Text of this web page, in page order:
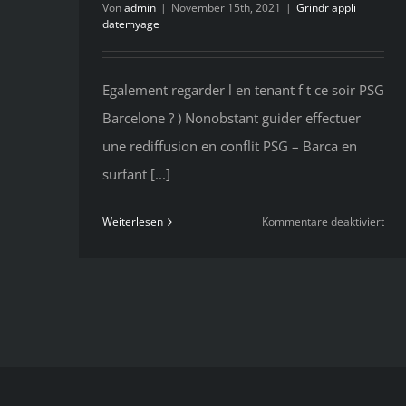
Vonadmin | November 15th, 2021 | Grindr appli
datemyage
Egalement regarder l en tenant f t ce soir PSG
Barcelone ? ) Nonobstant guider effectuer
une rediffusion en conflit PSG – Barca en
surfant [...]
Weiterlesen Kommentare deaktiviertfür